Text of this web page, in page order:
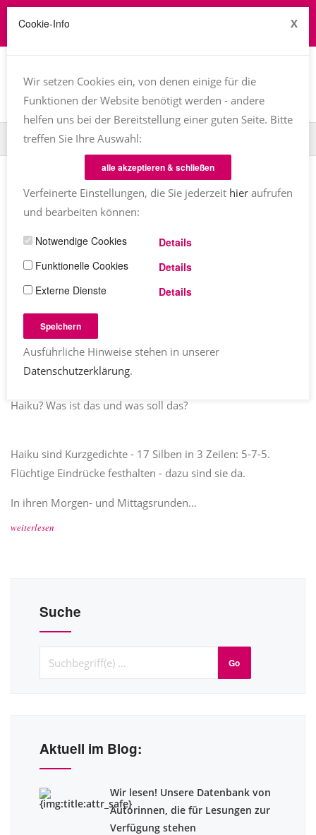
Home TT-Magazin
Einträge mit dem TagHaiku
BUCHVORSTELLUNG
Mein Jahr in Haiku von Heike Baller
Heike Baller geschenkbuch
26.01.2022
1968
In 60 Haiku spaziert Heike Baller durch das Jahr - von der
ersten Frühlingsahnung bis zum Spätwinter.
Haiku? Was ist das und was soll das?
Haiku sind Kurzgedichte - 17 Silben in 3 Zeilen: 5-7-5.
Flüchtige Eindrücke festhalten - dazu sind sie da.
In ihren Morgen- und Mittagsrunden…
weiterlesen
Suche
Go
Aktuell im Blog:
Wir lesen! Unsere Datenbank von
Autorinnen, die für Lesungen zur
Verfügung stehen
Cookie-Info X
Wir setzen Cookies ein, von denen einige für die
Funktionen der Website benötigt werden - andere
helfen uns bei der Bereitstellung einer guten Seite. Bitte
treffen Sie Ihre Auswahl:
alle akzeptieren & schließen
Verfeinerte Einstellungen, die Sie jederzeit hieraufrufen
und bearbeiten können:
Notwendige Cookies
Details
Funktionelle Cookies
Details
Externe Dienste
Details
Speichern
Ausführliche Hinweise stehen in unserer
Datenschutzerklärung.